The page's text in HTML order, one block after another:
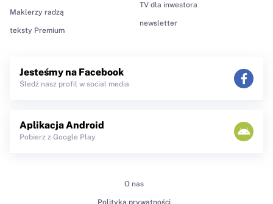
Maklerzy radzą
teksty Premium
TV dla inwestora
newsletter
Jesteśmy na Facebook
Śledź nasz profil w social media
Aplikacja Android
Pobierz z Google Play
O nas
Polityka prywatności